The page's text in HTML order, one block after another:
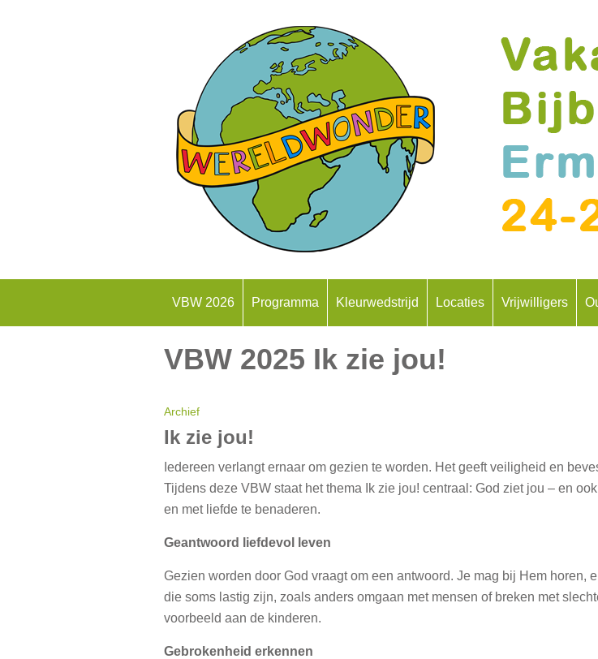
VBW 2026 Programma Kleurwedstrijd Locaties Vrijwilligers
VBW 2025 Ik zie jou!
Archief
Ik zie jou!
Iedereen verlangt ernaar om gezien te worden. Het geeft veiligheid en
Tijdens deze VBW staat het thema Ik zie jou! centraal: God ziet jou – en
en met liefde te benaderen.
Geantwoord liefdevol leven
Gezien worden door God vraagt om een antwoord. Je mag bij Hem horen,
die soms lastig zijn, zoals anders omgaan met mensen of breken met
voorbeeld aan de kinderen.
Gebrokenheid erkennen